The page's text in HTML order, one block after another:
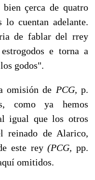
çerca de quatro
lo cuentan adelante.
de fablar del rrey
e torna a
godos".
omisión de PCG,p.
como ya hemos
igual que los otros
reinado de Alarico,
este rey(PCG,pp.
omitidos.